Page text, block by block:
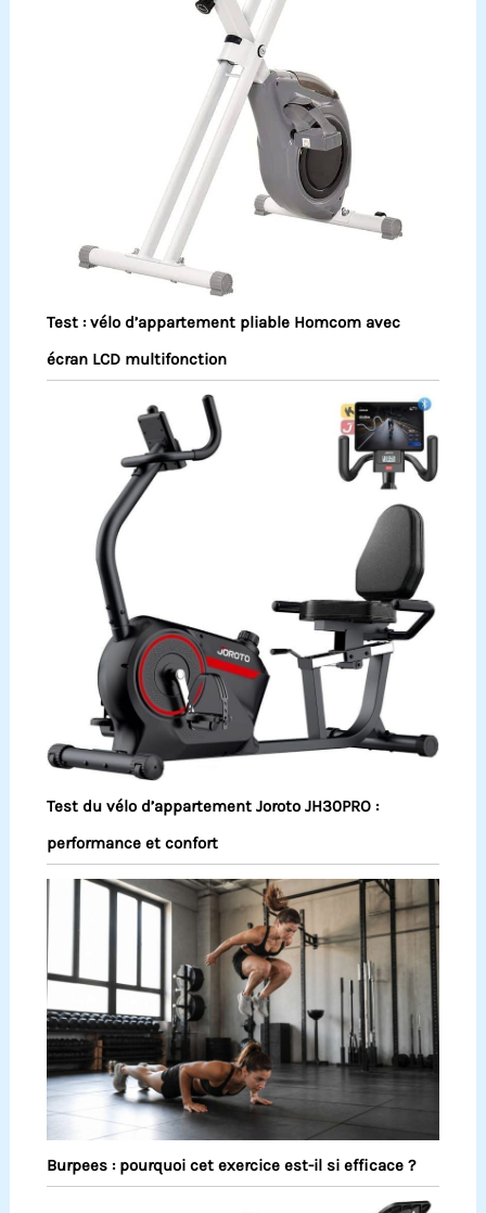
Test : vélo d’appartement pliable Homcom avec
écran LCD multifonction
Test du vélo d’appartement Joroto JH30PRO :
performance et confort
Burpees : pourquoi cet exercice est-il si efficace ?